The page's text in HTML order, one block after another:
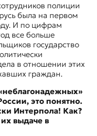
полиции
была на первом
И по цифрам
все больше
государство
в отношении этих
граждан.
это понятно.
Интерпола! Как?
выдаче в